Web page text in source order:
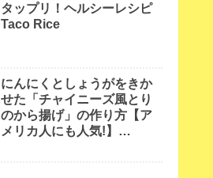
タップリ！ヘルシーレシピ
Taco Rice
にんにくとしょうがをきか
せた「チャイニーズ風とり
のから揚げ」の作り方【ア
メリカ人にも人気!】